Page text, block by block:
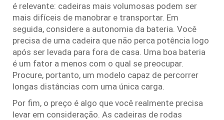
é relevante: cadeiras mais volumosas podem ser
mais difíceis de manobrar e transportar. Em
seguida, considere a autonomia da bateria. Você
precisa de uma cadeira que não perca potência logo
após ser levada para fora de casa. Uma boa bateria
é um fator a menos com o qual se preocupar.
Procure, portanto, um modelo capaz de percorrer
longas distâncias com uma única carga.
Por fim, o preço é algo que você realmente precisa
levar em consideração. As cadeiras de rodas